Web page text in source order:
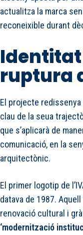
actualitza la marca
reconeixible durant
ruptura
El projecte
clau de la seua
que s’aplicarà de
comunicació, en la
arquitectònic.
El primer logotip de
datava de 1987.
renovació cultural i
‘modernització